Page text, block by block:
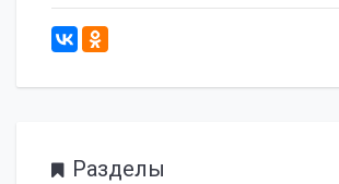
Разделы